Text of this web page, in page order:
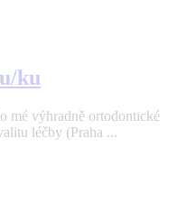
ku
mé výhradně ortodontické
léčby (Praha ...